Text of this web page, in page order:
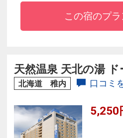
も心の奥にある風景や思
懐かしんで頂けるような
お召し上がりください。
この宿のプ
天然温泉 天北の湯
北海道 稚内 口コミ
5,250